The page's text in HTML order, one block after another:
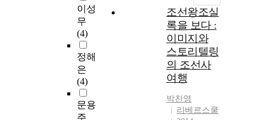
이성
무
(4)
정해
은
(4)
문용
주
조선왕조실
록을 보다 :
이미지와
스토리텔링
의 조선사
여행
박찬영
리베르스쿨